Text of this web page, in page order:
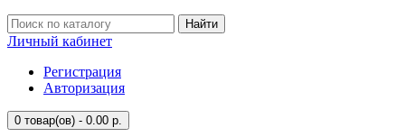
Найти
Личный кабинет
Регистрация
Авторизация
0 товар(ов) - 0.00 р.